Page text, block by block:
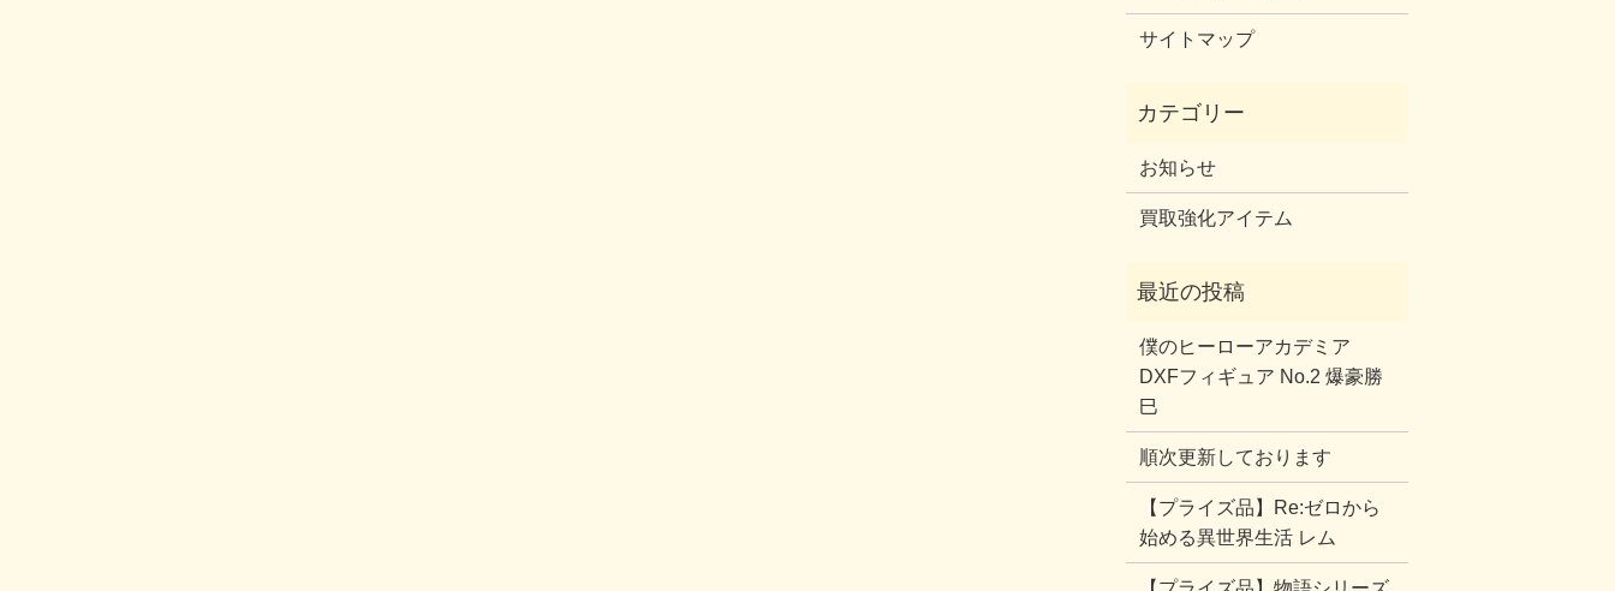
サイトマップ
お知らせ
買取強化アイテム
僕のヒーローアカデミア
DXFフィギュア No.2 爆豪勝
巳
順次更新しております
【プライズ品】Re:ゼロから
始める異世界生活 レム